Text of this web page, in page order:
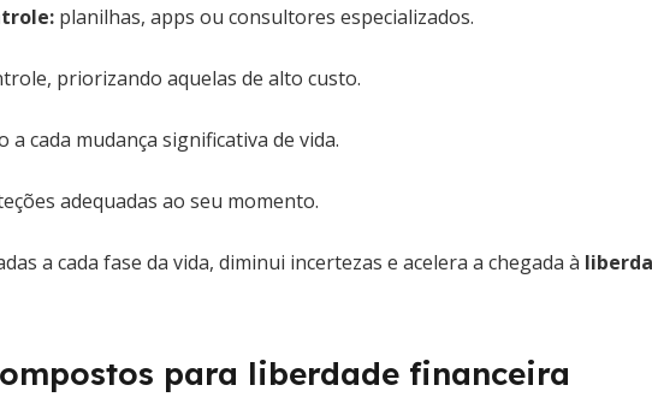
planilhas, apps ou consultores especializados.
priorizando aquelas de alto custo.
a cada mudança significativa de vida.
adequadas ao seu momento.
a cada fase da vida, diminui incertezas e acelera a chegada à
para liberdade financeira